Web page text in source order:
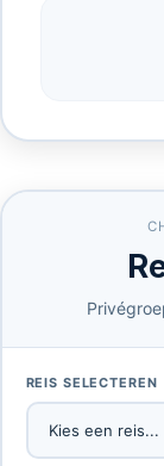
REIS SELECTEREN